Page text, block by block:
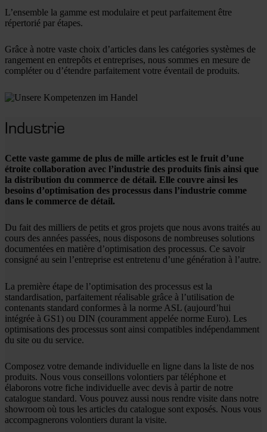
L’ensemble la gamme est modulaire et peut parfaitement être
répertorié par étapes.
Grâce à notre vaste choix d’articles dans les catégories systèmes de
rangement en entrepôts et entreprises, nous sommes en mesure de
compléter ou d’étendre parfaitement votre éventail de produits.
Industrie
Cette vaste gamme de plus de mille articles est le fruit d’une
étroite collaboration avec l’industrie des produits finis ainsi que
la distribution du commerce de détail. Elle couvre ainsi les
besoins d’optimisation des processus dans l’industrie comme
dans le commerce de détail.
Du fait des milliers de petits et gros projets que nous avons traités au
cours des années passées, nous disposons de nombreuses solutions
documentées en matière d’optimisation des processus. Ce savoir
consigné au sein l’entreprise est entretenu d’une génération à l’autre.
La première étape de l’optimisation des processus est la
standardisation, parfaitement réalisable grâce à l’utilisation de
contenants standard conformes à la norme ASL (aujourd’hui
intégrée à GS1) ou DIN (couramment appelée norme Euro). Les
optimisations des processus sont ainsi compatibles indépendamment
du site ou du service.
Composez votre demande individuelle en ligne dans la liste de nos
produits. Nous vous conseillons volontiers par téléphone et
élaborons votre fiche individuelle avec devis à partir de notre
catalogue standard. Vous pouvez aussi nous rendre visite dans notre
showroom où tous les articles du catalogue sont exposés. Nous vous
accompagnerons volontiers durant la visite.